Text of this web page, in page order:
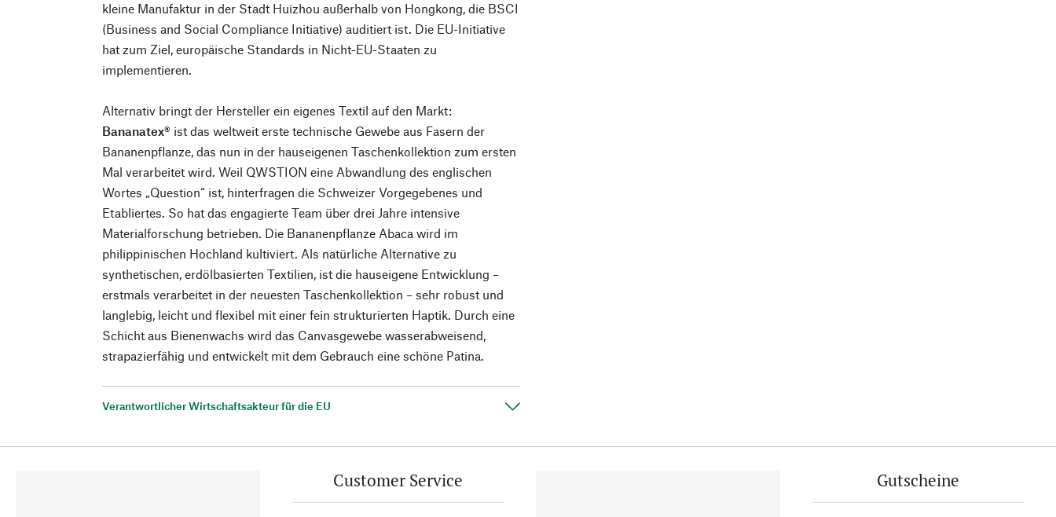
kleine Manufaktur in der Stadt Huizhou außerhalb von Hongkong, die BSCI
(Business and Social Compliance Initiative) auditiert ist. Die EU-Initiative
hat zum Ziel, europäische Standards in Nicht-EU-Staaten zu
implementieren.
Alternativ bringt der Hersteller ein eigenes Textil auf den Markt:
Bananatex® ist das weltweit erste technische Gewebe aus Fasern der
Bananenpflanze, das nun in der hauseigenen Taschenkollektion zum ersten
Mal verarbeitet wird. Weil QWSTION eine Abwandlung des englischen
Wortes „Question“ ist, hinterfragen die Schweizer Vorgegebenes und
Etabliertes. So hat das engagierte Team über drei Jahre intensive
Materialforschung betrieben. Die Bananenpflanze Abaca wird im
philippinischen Hochland kultiviert. Als natürliche Alternative zu
synthetischen, erdölbasierten Textilien, ist die hauseigene Entwicklung –
erstmals verarbeitet in der neuesten Taschenkollektion – sehr robust und
langlebig, leicht und flexibel mit einer fein strukturierten Haptik. Durch eine
Schicht aus Bienenwachs wird das Canvasgewebe wasserabweisend,
strapazierfähig und entwickelt mit dem Gebrauch eine schöne Patina.
Verantwortlicher Wirtschaftsakteur für die EU
Customer Service Gutscheine